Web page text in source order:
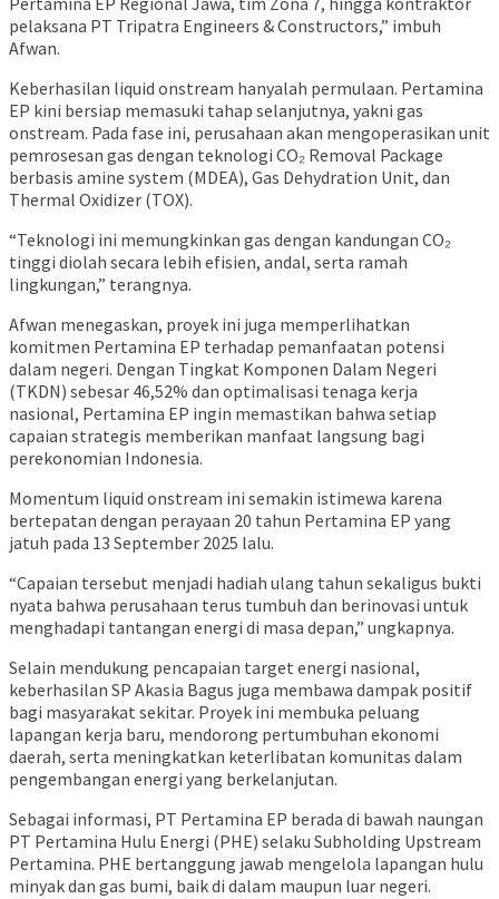
pelaksana PT Tripatra Engineers & Constructors,” imbuh
Afwan.
Keberhasilan liquid onstream hanyalah permulaan. Pertamina
EP kini bersiap memasuki tahap selanjutnya, yakni gas
onstream. Pada fase ini, perusahaan akan mengoperasikan unit
pemrosesan gas dengan teknologi CO₂ Removal Package
berbasis amine system (MDEA), Gas Dehydration Unit, dan
Thermal Oxidizer (TOX).
“Teknologi ini memungkinkan gas dengan kandungan CO₂
tinggi diolah secara lebih efisien, andal, serta ramah
lingkungan,” terangnya.
Afwan menegaskan, proyek ini juga memperlihatkan
komitmen Pertamina EP terhadap pemanfaatan potensi
dalam negeri. Dengan Tingkat Komponen Dalam Negeri
(TKDN) sebesar 46,52% dan optimalisasi tenaga kerja
nasional, Pertamina EP ingin memastikan bahwa setiap
capaian strategis memberikan manfaat langsung bagi
perekonomian Indonesia.
Momentum liquid onstream ini semakin istimewa karena
bertepatan dengan perayaan 20 tahun Pertamina EP yang
jatuh pada 13 September 2025 lalu.
“Capaian tersebut menjadi hadiah ulang tahun sekaligus bukti
nyata bahwa perusahaan terus tumbuh dan berinovasi untuk
menghadapi tantangan energi di masa depan,” ungkapnya.
Selain mendukung pencapaian target energi nasional,
keberhasilan SP Akasia Bagus juga membawa dampak positif
bagi masyarakat sekitar. Proyek ini membuka peluang
lapangan kerja baru, mendorong pertumbuhan ekonomi
daerah, serta meningkatkan keterlibatan komunitas dalam
pengembangan energi yang berkelanjutan.
Sebagai informasi, PT Pertamina EP berada di bawah naungan
PT Pertamina Hulu Energi (PHE) selaku Subholding Upstream
Pertamina. PHE bertanggung jawab mengelola lapangan hulu
minyak dan gas bumi, baik di dalam maupun luar negeri.